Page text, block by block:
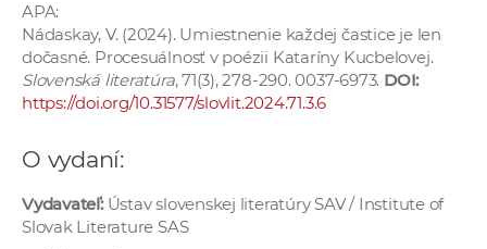
APA:
Nádaskay, V. (2024). Umiestnenie každej častice je len
dočasné. Procesuálnosť v poézii Kataríny Kucbelovej.
Slovenská literatúra, 71(3), 278-290. 0037-6973. DOI:
https://doi.org/10.31577/slovlit.2024.71.3.6
O vydaní:
Vydavateľ:Ústav slovenskej literatúry SAV / Institute of
Slovak Literature SAS